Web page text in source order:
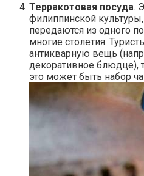
Терракотовая посуда.
филиппинской
передаются из одного
многие столетия.
антикварную вещь
декоративное блюдце),
это может быть набор